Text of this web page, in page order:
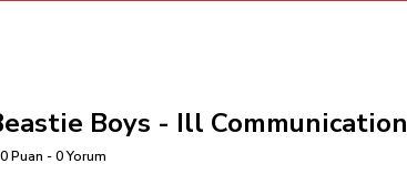
Boys - Ill Communication
0 Puan - 0 Yorum